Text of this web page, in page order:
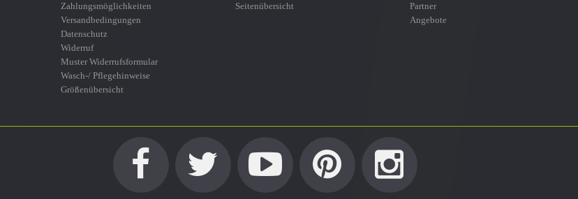
Zahlungsmöglichkeiten
Versandbedingungen
Datenschutz
Widerruf
Muster Widerrufsformular
Wasch-/ Pflegehinweise
Größenübersicht
Seitenübersicht
Partner
Angebote